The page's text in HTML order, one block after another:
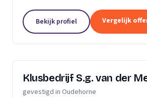
kleine klussen, onderhoud en
Bekijk profiel Vergelijk
Klusbedrijf S.g. van der
gevestigd in Oudehorne